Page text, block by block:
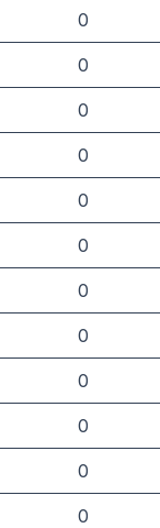
0
0
0
0
0
0
0
0
0
0
0
0